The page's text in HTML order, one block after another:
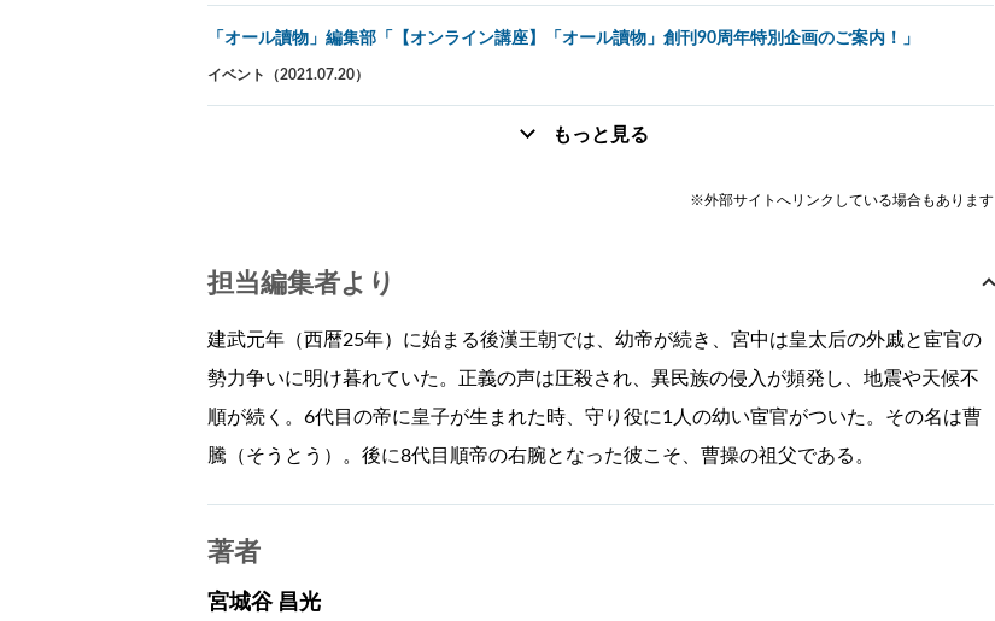
「オール讀物」編集部「【オンライン講座】「オール讀物」創刊90周年特別企画のご案内！」
イベント（2021.07.20）
もっと見る
※外部サイトへリンクしている場合もあります
担当編集者より
建武元年（西暦25年）に始まる後漢王朝では、幼帝が続き、宮中は皇太后の外戚と宦官の
勢力争いに明け暮れていた。正義の声は圧殺され、異民族の侵入が頻発し、地震や天候不
順が続く。6代目の帝に皇子が生まれた時、守り役に1人の幼い宦官がついた。その名は曹
騰（そうとう）。後に8代目順帝の右腕となった彼こそ、曹操の祖父である。
著者
宮城谷 昌光